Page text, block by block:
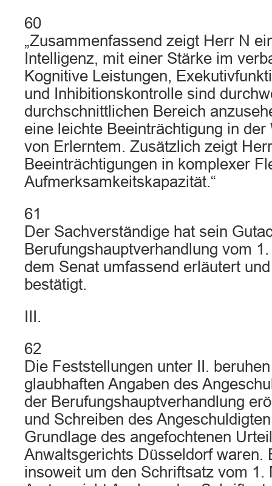
60
„Zusammenfassend zeigt Herr N
Intelligenz, mit einer Stärke im
Kognitive Leistungen,
und Inhibitionskontrolle sind
durchschnittlichen Bereich
eine leichte Beeinträchtigung in
von Erlerntem. Zusätzlich zeigt
Beeinträchtigungen in komplexer
Aufmerksamkeitskapazität.“
61
Der Sachverständige hat sein
Berufungshauptverhandlung vom
dem Senat umfassend erläutert
bestätigt.
III.
62
Die Feststellungen unter II.
glaubhaften Angaben des
der Berufungshauptverhandlung
und Schreiben des
Grundlage des angefochtenen
Anwaltsgerichts Düsseldorf waren.
insoweit um den Schriftsatz vom 1.